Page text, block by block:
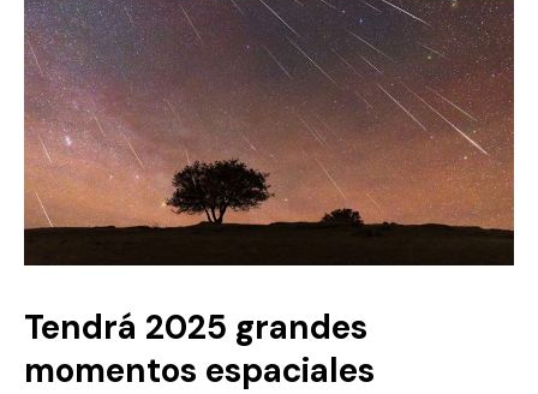
Tendrá 2025 grandes
momentos espaciales